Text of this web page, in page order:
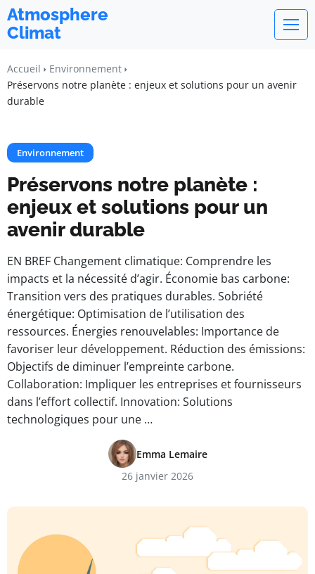
Atmosphere
Climat
Accueil
Environnement
Préservons notre planète : enjeux et solutions pour un avenir
durable
Environnement
Préservons notre planète :
enjeux et solutions pour un
avenir durable
EN BREF Changement climatique: Comprendre les
impacts et la nécessité d’agir. Économie bas carbone:
Transition vers des pratiques durables. Sobriété
énergétique: Optimisation de l’utilisation des
ressources. Énergies renouvelables: Importance de
favoriser leur développement. Réduction des émissions:
Objectifs de diminuer l’empreinte carbone.
Collaboration: Impliquer les entreprises et fournisseurs
dans l’effort collectif. Innovation: Solutions
technologiques pour une …
Emma Lemaire
26 janvier 2026